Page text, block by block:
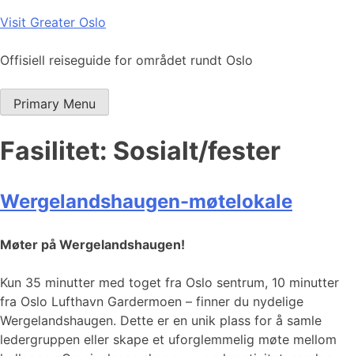
Skip
content
Visit Greater Oslo
Offisiell reiseguide for området rundt Oslo
Primary Menu
Fasilitet: Sosialt/fester
Wergelandshaugen-møtelokale
Møter på Wergelandshaugen!
Kun 35 minutter med toget fra Oslo sentrum, 10 minutter
fra Oslo Lufthavn Gardermoen – finner du nydelige
Wergelandshaugen. Dette er en unik plass for å samle
ledergruppen eller skape et uforglemmelig møte mellom